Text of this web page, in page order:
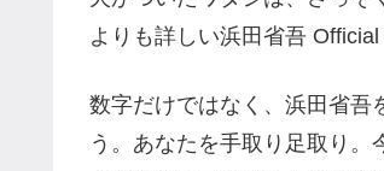
よりも詳しい浜田省吾
数字だけではなく、浜田省吾
う。あなたを手取り足取り。